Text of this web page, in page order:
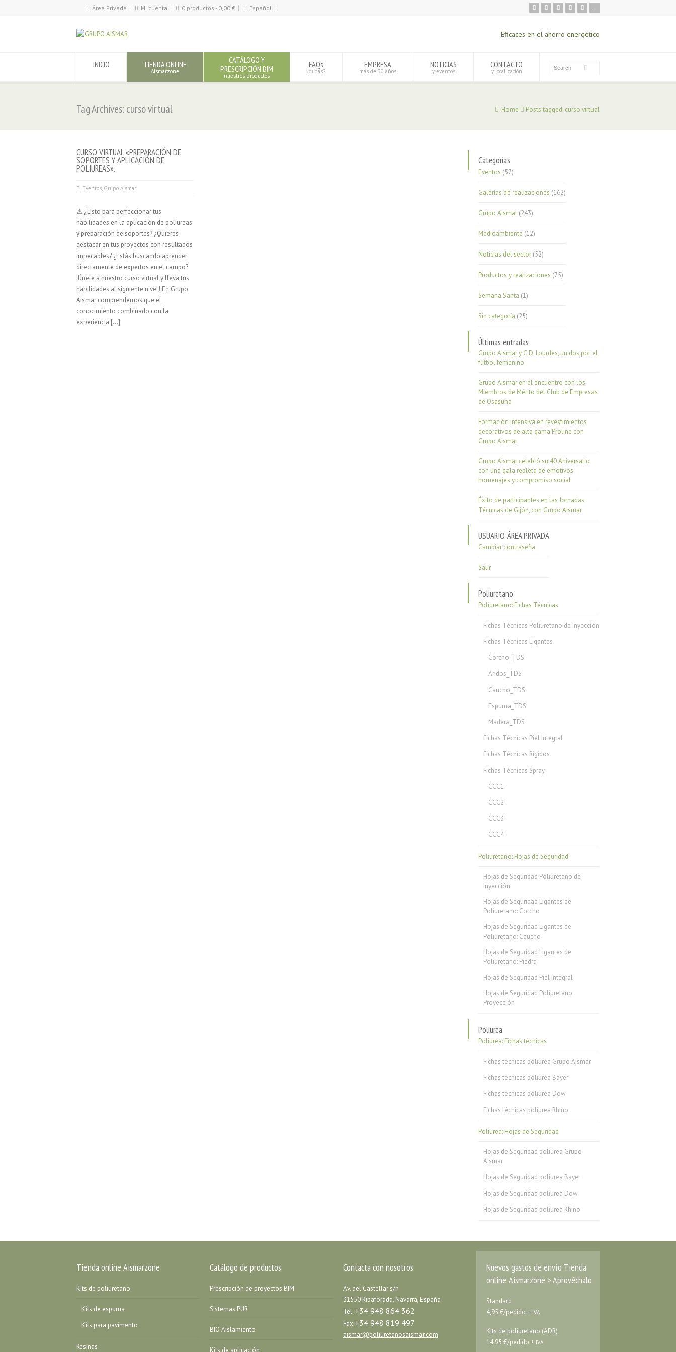
Área Privada Mi cuenta 0 productos - 0,00 €
Español
Eficaces en el ahorro energético
INICIO TIENDA ONLINE
Aismarzone
CATÁLOGO Y
PRESCRIPCIÓN BIM
nuestros productos
FAQs
¿dudas?
EMPRESA
más de 30 años
NOTICIAS
y eventos
CONTACTO
y localización
Tag Archives: curso virtual Home Posts tagged: curso virtual
CURSO VIRTUAL «PREPARACIÓN DE
SOPORTES Y APLICACIÓN DE
POLIUREAS».
Eventos, Grupo Aismar
⚠️ ¿Listo para perfeccionar tus
habilidades en la aplicación de poliureas
y preparación de soportes? ¿Quieres
destacar en tus proyectos con resultados
impecables? ¿Estás buscando aprender
directamente de expertos en el campo?
¡Únete a nuestro curso virtual y lleva tus
habilidades al siguiente nivel! En Grupo
Aismar comprendemos que el
conocimiento combinado con la
experiencia […]
Categorías
Eventos (57)
Galerías de realizaciones (162)
Grupo Aismar (243)
Medioambiente (12)
Noticias del sector (52)
Productos y realizaciones (75)
Semana Santa (1)
Sin categoría (25)
Últimas entradas
Grupo Aismar y C.D. Lourdes, unidos por el
fútbol femenino
Grupo Aismar en el encuentro con los
Miembros de Mérito del Club de Empresas
de Osasuna
Formación intensiva en revestimientos
decorativos de alta gama Proline con
Grupo Aismar
Grupo Aismar celebró su 40 Aniversario
con una gala repleta de emotivos
homenajes y compromiso social
Éxito de participantes en las Jornadas
Técnicas de Gijón, con Grupo Aismar
USUARIO ÁREA PRIVADA
Cambiar contraseña
Salir
Poliuretano
Poliuretano: Fichas Técnicas
Fichas Técnicas Poliuretano de Inyección
Fichas Técnicas Ligantes
Corcho_TDS
Áridos_TDS
Caucho_TDS
Espuma_TDS
Madera_TDS
Fichas Técnicas Piel Integral
Fichas Técnicas Rígidos
Fichas Técnicas Spray
CCC1
CCC2
CCC3
CCC4
Poliuretano: Hojas de Seguridad
Hojas de Seguridad Poliuretano de
Inyección
Hojas de Seguridad Ligantes de
Poliuretano: Corcho
Hojas de Seguridad Ligantes de
Poliuretano: Caucho
Hojas de Seguridad Ligantes de
Poliuretano: Piedra
Hojas de Seguridad Piel Integral
Hojas de Seguridad Poliuretano
Proyección
Poliurea
Poliurea: Fichas técnicas
Fichas técnicas poliurea Grupo Aismar
Fichas técnicas poliurea Bayer
Fichas técnicas poliurea Dow
Fichas técnicas poliurea Rhino
Poliurea: Hojas de Seguridad
Hojas de Seguridad poliurea Grupo
Aismar
Hojas de Seguridad poliurea Bayer
Hojas de Seguridad poliurea Dow
Hojas de Seguridad poliurea Rhino
Tienda online Aismarzone
Kits de poliuretano
Kits de espuma
Kits para pavimento
Resinas
Catálogo de productos
Prescripción de proyectos BIM
Sistemas PUR
BIO Aislamiento
Kits de aplicación
Contacta con nosotros
Av. del Castellar s/n
31550 Ribaforada, Navarra, España
Tel. +34 948 864 362
Fax +34 948 819 497
aismar@poliuretanosaismar.com
Nuevos gastos de envío Tienda
online Aismarzone > Aprovéchalo
Standard
4,95 €/pedido + IVA
Kits de poliuretano (ADR)
14,95 €/pedido + IVA